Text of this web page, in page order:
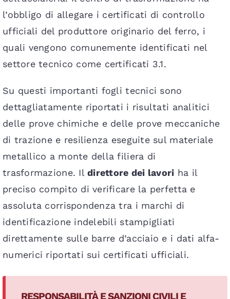
l’obbligo di allegare i certificati di controllo
ufficiali del produttore originario del ferro, i
quali vengono comunemente identificati nel
settore tecnico come certificati 3.1.
Su questi importanti fogli tecnici sono
dettagliatamente riportati i risultati analitici
delle prove chimiche e delle prove meccaniche
di trazione e resilienza eseguite sul materiale
metallico a monte della filiera di
trasformazione. Ildirettore dei lavori ha il
preciso compito di verificare la perfetta e
assoluta corrispondenza tra i marchi di
identificazione indelebili stampigliati
direttamente sulle barre d’acciaio e i dati alfa-
numerici riportati sui certificati ufficiali.
RESPONSABILITÀ E SANZIONI CIVILI E